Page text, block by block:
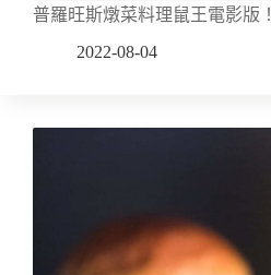
普羅旺斯燉菜料理鼠王電影版！
2022-08-04